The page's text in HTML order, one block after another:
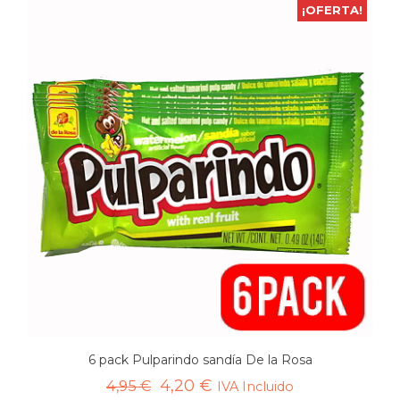
¡OFERTA!
6 pack Pulparindo sandía De la Rosa
4,95€ El
4,20 € El
IVA Incluido